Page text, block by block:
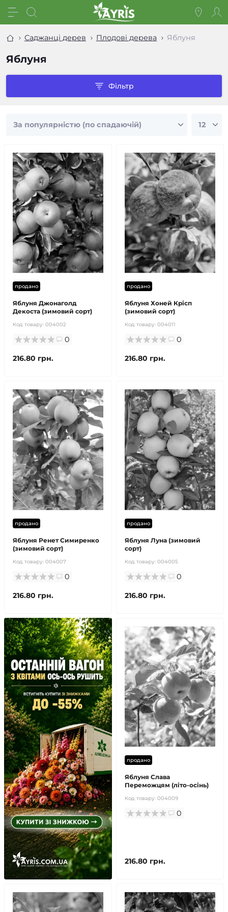
Саджанці дерев Плодові дерева Яблуня
Яблуня
Фільтр
продано
Яблуня Джонаголд
Декоста (зимовий сорт)
Код товару: 004002
0
216.80 грн.
продано
Яблуня Хоней Крісп
(зимовий сорт)
Код товару: 004011
0
216.80 грн.
продано
Яблуня Ренет Симиренко
(зимовий сорт)
Код товару: 004007
0
216.80 грн.
продано
Яблуня Луна (зимовий
сорт)
Код товару: 004005
0
216.80 грн.
продано
Яблуня Слава
Переможцям (літо-осінь)
Код товару: 004009
0
216.80 грн.